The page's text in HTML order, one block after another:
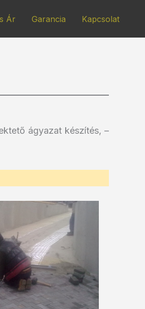
Ár Garancia Kapcsolat
ágyazat készítés, –